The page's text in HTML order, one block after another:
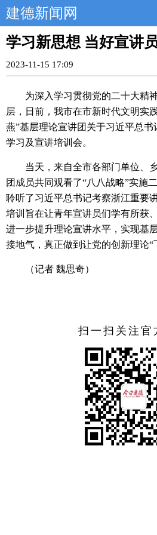
建德新闻网
学习新思想 当好宣讲
2023-11-15 17:09
为深入学习贯彻党的二十大精
层，日前，我市在市新时代文明实
燕”基层理论宣讲团关于习近平总
学习及宣讲培训会。
当天，来自全市各部门单位、
团成员共同观看了“八八战略”实施
聆听了习近平总书记考察浙江重要
培训旨在让青年宣讲员们学有所获
进一步提升理论宣讲水平，实现基
接地气，真正做到让党的创新理论“
（记者 魏思奇）
扫一扫关注官